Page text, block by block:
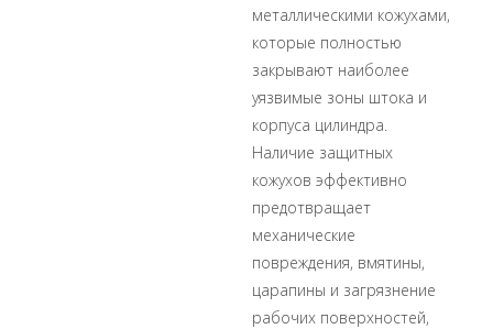
металлическими кожухами,
которые полностью
закрывают наиболее
уязвимые зоны штока и
корпуса цилиндра.
Наличие защитных
кожухов эффективно
предотвращает
механические
повреждения, вмятины,
царапины и загрязнение
рабочих поверхностей,